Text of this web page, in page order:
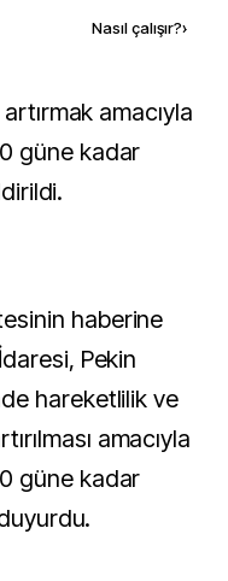
Nasıl çalışır?›
güne kadar
haberine
Pekin
hareketlilik ve
amacıyla
güne kadar